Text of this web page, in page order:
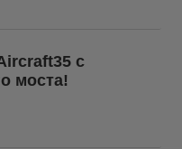
с
моста!